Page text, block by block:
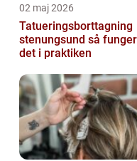
02 maj 2026
Tatueringsborttagning
stenungsund så fungerar
det i praktiken